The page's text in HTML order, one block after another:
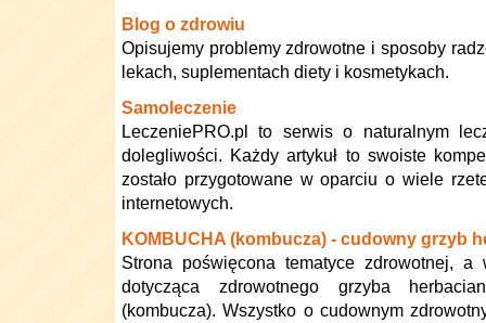
Blog o zdrowiu
Opisujemy problemy zdrowotne i sposoby
lekach, suplementach diety i kosmetykach.
Samoleczenie
LeczeniePRO.pl to serwis o naturalnym
dolegliwości. Każdy artykuł to swoiste
zostało przygotowane w oparciu o wiele
internetowych.
KOMBUCHA (kombucza) - cudowny grzyb
Strona poświęcona tematyce zdrowotnej, a
dotycząca zdrowotnego grzyba
(kombucza). Wszystko o cudownym